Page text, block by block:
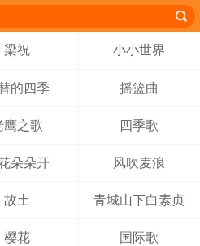
梁祝 小小世界
的四季 摇篮曲
鹰之歌 四季歌
朵朵开 风吹麦浪
故土 青城山下白素贞
樱花 国际歌